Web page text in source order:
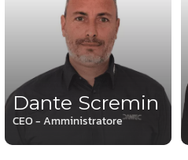
Dante Scremin
CEO - Amministratore